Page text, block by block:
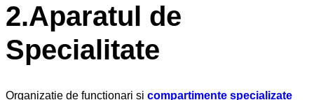
2.Aparatul de
Specialitate
Organizație de funcționari și compartimente specializate